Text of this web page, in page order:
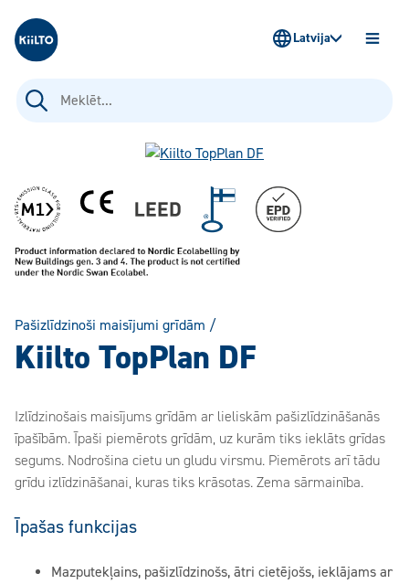
Kiilto Latvija
Meklēt:
Latvija
Pašizlīdzinoši maisījumi grīdām /
Kiilto TopPlan DF
Izlīdzinošais maisījums grīdām ar lieliskām pašizlīdzināšanās
īpašībām. Īpaši piemērots grīdām, uz kurām tiks ieklāts grīdas
segums. Nodrošina cietu un gludu virsmu. Piemērots arī tādu
grīdu izlīdzināšanai, kuras tiks krāsotas. Zema sārmainība.
Īpašas funkcijas
Mazputekļains, pašizlīdzinošs, ātri cietējošs, ieklājams ar